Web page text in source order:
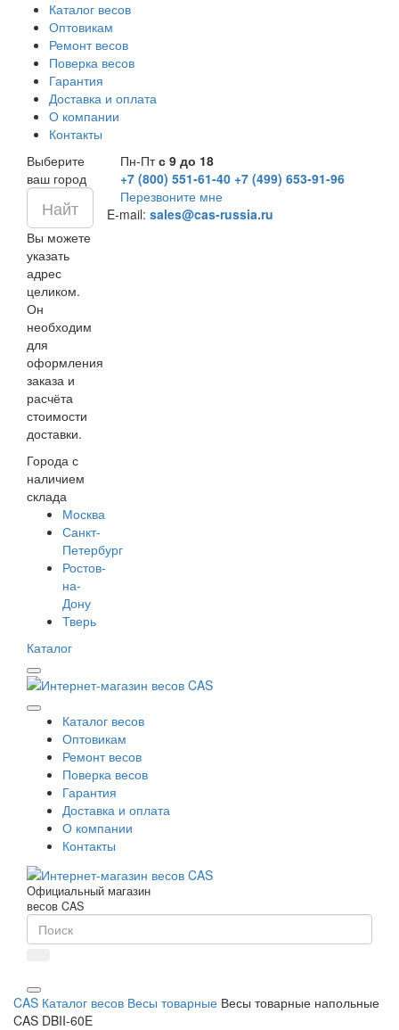
Каталог весов
Оптовикам
Ремонт весов
Поверка весов
Гарантия
Доставка и оплата
О компании
Контакты
Выберите
ваш город
Вы можете
указать
адрес
целиком.
Он
необходим
для
оформления
заказа и
расчёта
стоимости
доставки.
Города с
наличием
склада
Москва
Санкт-
Петербург
Ростов-
на-
Дону
Тверь
Пн-Птс 9 до 18
+7 (800) 551-61-40 +7 (499) 653-91-96
Перезвоните мне
E-mail: sales@cas-russia.ru
Каталог
Каталог весов
Оптовикам
Ремонт весов
Поверка весов
Гарантия
Доставка и оплата
О компании
Контакты
Официальный магазин
весов CAS
CAS Каталог весов Весы товарные Весы товарные напольные
CAS DBII-60E